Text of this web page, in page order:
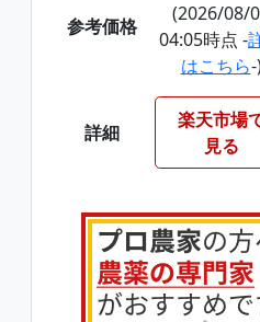
参考価格
(2026/08/
04:05時点 -
はこちら
詳細
楽天市場
見る